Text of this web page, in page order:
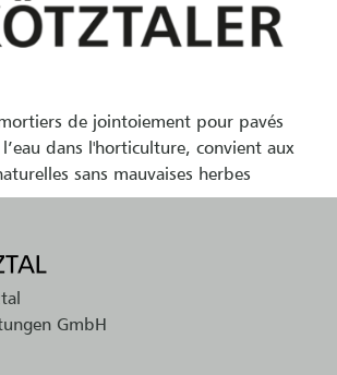
mortiers de jointoiement pour pavés
dans l'horticulture, convient aux
sans mauvaises herbes
GmbH